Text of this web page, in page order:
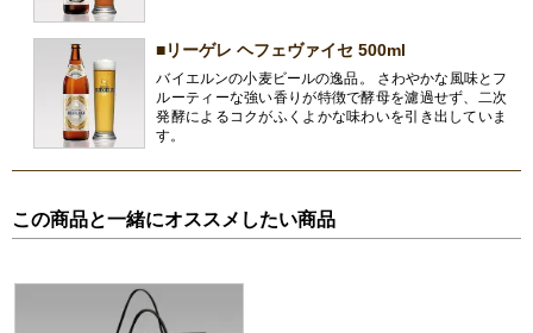
■リーゲレ ヘフェヴァイセ 500ml
バイエルンの小麦ビールの逸品。 さわやかな風味とフ
ルーティーな強い香りが特徴で酵母を濾過せず、二次
発酵によるコクがふくよかな味わいを引き出していま
す。
この商品と一緒にオススメしたい商品